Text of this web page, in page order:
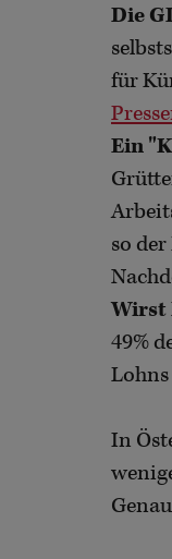
Die
für
Ein
so
Wirst
49%
In